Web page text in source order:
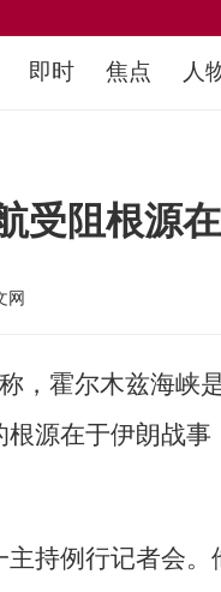
即时 焦点 人
受阻根源
网
，霍尔木兹海峡
源在于伊朗战事
持例行记者会。